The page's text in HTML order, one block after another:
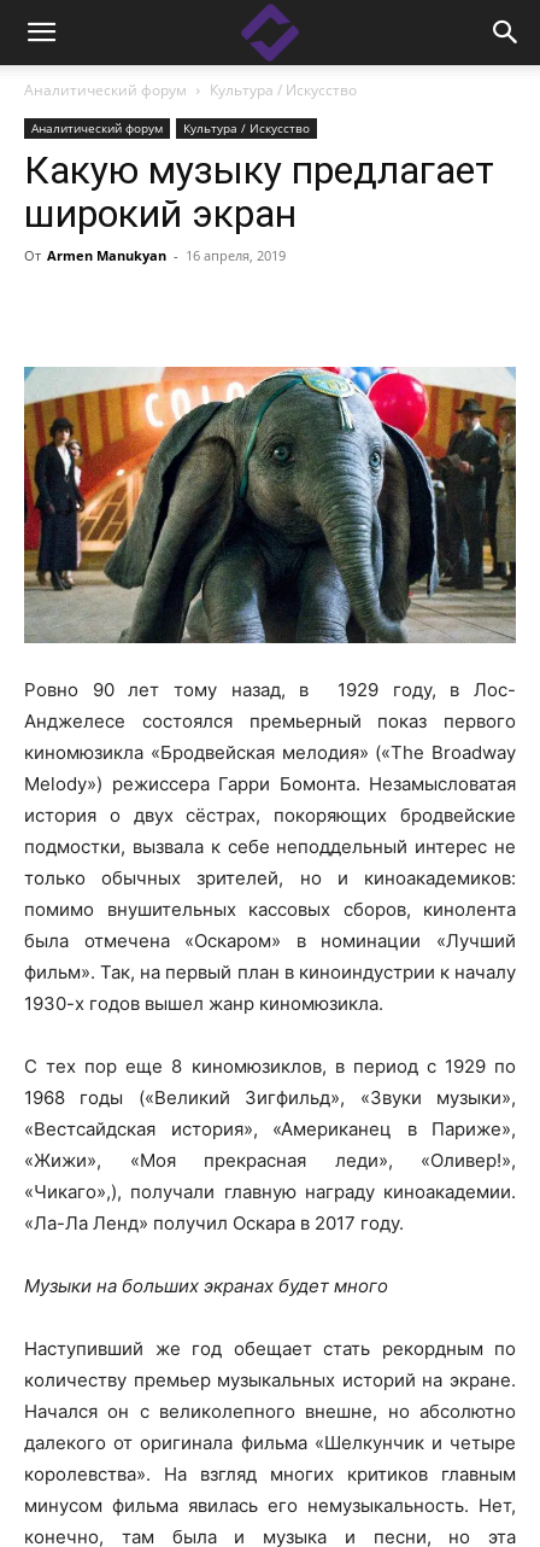
Аналитический форум Культура / Искусство
Аналитический форум Культура / Искусство
Какую музыку предлагает
широкий экран
От Armen Manukyan - 16 апреля, 2019
Ровно 90 лет тому назад, в 1929 году, в Лос-
Анджелесе состоялся премьерный показ первого
киномюзикла «Бродвейская мелодия» («The Broadway
Melody») режиссера Гарри Бомонта. Незамысловатая
история о двух сёстрах, покоряющих бродвейские
подмостки, вызвала к себе неподдельный интерес не
только обычных зрителей, но и киноакадемиков:
помимо внушительных кассовых сборов, кинолента
была отмечена «Оскаром» в номинации «Лучший
фильм». Так, на первый план в киноиндустрии к началу
1930-х годов вышел жанр киномюзикла.
С тех пор еще 8 киномюзиклов, в период с 1929 по
1968 годы («Великий Зигфильд», «Звуки музыки»,
«Вестсайдская история», «Американец в Париже»,
«Жижи», «Моя прекрасная леди», «Оливер!»,
«Чикаго»,), получали главную награду киноакадемии.
«Ла-Ла Ленд» получил Оскара в 2017 году.
Музыки на больших экранах будет много
Наступивший же год обещает стать рекордным по
количеству премьер музыкальных историй на экране.
Начался он с великолепного внешне, но абсолютно
далекого от оригинала фильма «Шелкунчик и четыре
королевства». На взгляд многих критиков главным
минусом фильма явилась его немузыкальность. Нет,
конечно, там была и музыка и песни, но эта